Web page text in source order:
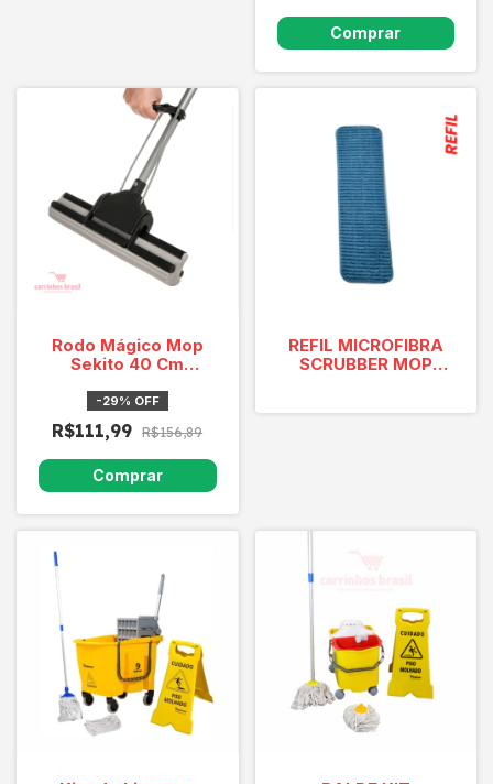
Rodo Mágico Mop
Sekito 40 Cm
-29% OFF
R$111,99 R$156,89
REFIL MICROFIBRA
SCRUBBER MOP